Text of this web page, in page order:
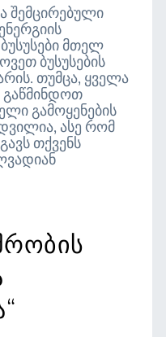
შემცირებული
მთელ
ბუსუსების
თუმცა, ყველა
გაწმინდოთ
გამოყენების
ასე რომ
თქვენს